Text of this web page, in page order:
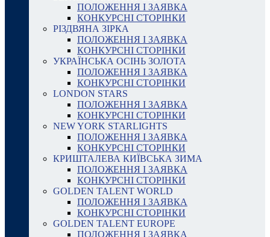
ПОЛОЖЕННЯ І ЗАЯВКА
КОНКУРСНІ СТОРІНКИ
РІЗДВЯНА ЗІРКА
ПОЛОЖЕННЯ І ЗАЯВКА
КОНКУРСНІ СТОРІНКИ
УКРАЇНСЬКА ОСІНЬ ЗОЛОТА
ПОЛОЖЕННЯ І ЗАЯВКА
КОНКУРСНІ СТОРІНКИ
LONDON STARS
ПОЛОЖЕННЯ І ЗАЯВКА
КОНКУРСНІ СТОРІНКИ
NEW YORK STARLIGHTS
ПОЛОЖЕННЯ І ЗАЯВКА
КОНКУРСНІ СТОРІНКИ
КРИШТАЛЕВА КИЇВСЬКА ЗИМА
ПОЛОЖЕННЯ І ЗАЯВКА
КОНКУРСНІ СТОРІНКИ
GOLDEN TALENT WORLD
ПОЛОЖЕННЯ І ЗАЯВКА
КОНКУРСНІ СТОРІНКИ
GOLDEN TALENT EUROPE
ПОЛОЖЕННЯ І ЗАЯВКА